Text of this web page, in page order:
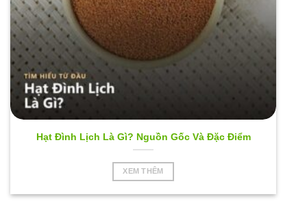
phẩm
Hạt Đình Lịch Là Gì? Nguồn Gốc Và Đặc Điểm
XEM THÊM